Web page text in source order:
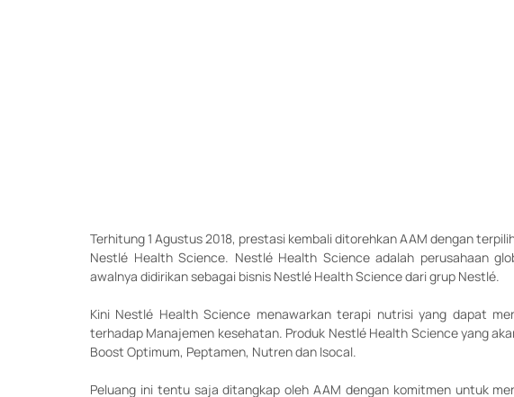
Terhitung 1 Agustus 2018, prestasi kembali ditorehkan AAM dengan
Nestlé Health Science. Nestlé Health Science adalah perusahaan
awalnya didirikan sebagai bisnis Nestlé Health Science dari grup Nestlé.
Kini Nestlé Health Science menawarkan terapi nutrisi yang dapat
terhadap Manajemen kesehatan. Produk Nestlé Health Science yang
Boost Optimum, Peptamen, Nutren dan Isocal.
Peluang ini tentu saja ditangkap oleh AAM dengan komitmen untuk